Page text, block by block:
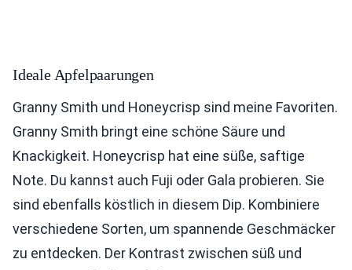
Ideale Apfelpaarungen
Granny Smith und Honeycrisp sind meine Favoriten.
Granny Smith bringt eine schöne Säure und
Knackigkeit. Honeycrisp hat eine süße, saftige
Note. Du kannst auch Fuji oder Gala probieren. Sie
sind ebenfalls köstlich in diesem Dip. Kombiniere
verschiedene Sorten, um spannende Geschmäcker
zu entdecken. Der Kontrast zwischen süß und